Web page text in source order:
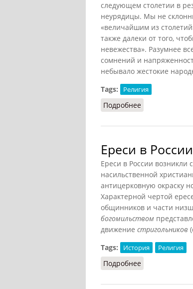
следующем столетии в
неурядицы. Мы не
«величайшим из
также далеки от того,
невежества». Разумнее
сомнений и
небывало жестокие
Tags:
Религия
Подробнее
Ереси в России
Ереси в России возникли
насильственной
антицерковную окраску
Характерной чертой
общинников и части
богомильством
движение стригольников
Tags:
История Религия
Подробнее